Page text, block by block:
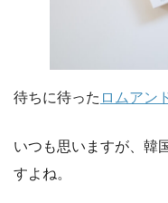
待ちに待った ロムアン
いつも思いますが、韓
すよね。